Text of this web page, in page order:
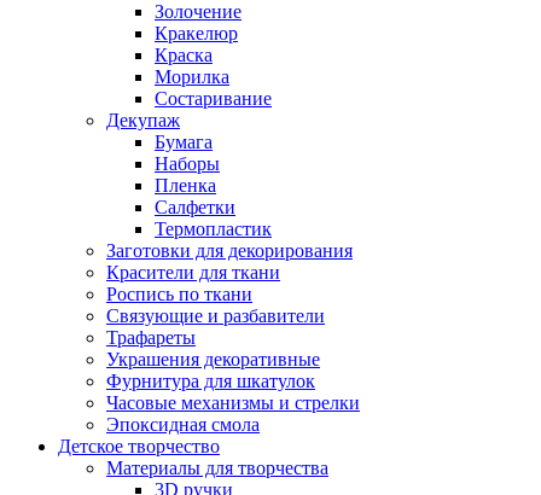
Золочение
Кракелюр
Краска
Морилка
Состаривание
Декупаж
Бумага
Наборы
Пленка
Салфетки
Термопластик
Заготовки для декорирования
Красители для ткани
Роспись по ткани
Связующие и разбавители
Трафареты
Украшения декоративные
Фурнитура для шкатулок
Часовые механизмы и стрелки
Эпоксидная смола
Детское творчество
Материалы для творчества
3D ручки